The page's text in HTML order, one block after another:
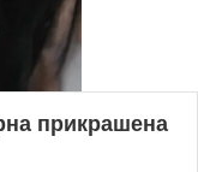
прикрашена